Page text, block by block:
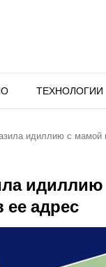
ТЕХНОЛОГИИ
идиллию с мамой
ее адрес